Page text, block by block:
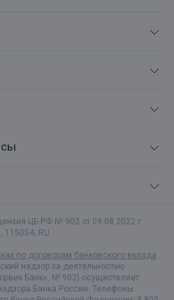
ЦБ РФ № 902 от 09.08.2022 г.
, 115054, RU
по договорам банковского вклада
надзор за деятельностью
Банк», № 902) осуществляет
Банка России. Телефоны